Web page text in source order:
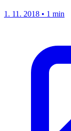
1. 11. 2018 • 1 min